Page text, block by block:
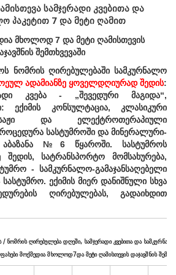
სამჯერადი კვებითა და
პაკეტით 7 და მეტი ღამით
მხოლოდ7 და მეტი ღამისთევის
შემთხვევაში
ნომრის ღირებულებაში სამკურნალო
ადამიანზე ყოველდღიურად შედის:
კვება - „შევედური მაგიდა“,
ექიმის კონსულტაცია, კლასიკური
და ელექტროთერაპიული
სასტუმროში და მინერალური-
№6 წყაროში. სასტუმროს
შედის, სატრანსპორტო მომსახურება,
- სამკურნალო-გამაჯანსაღებელი
ექიმის მიერ დანიშნული სხვა
ღირებულებას, გადაიხდით
10:00-დან
Travel Centre LTD